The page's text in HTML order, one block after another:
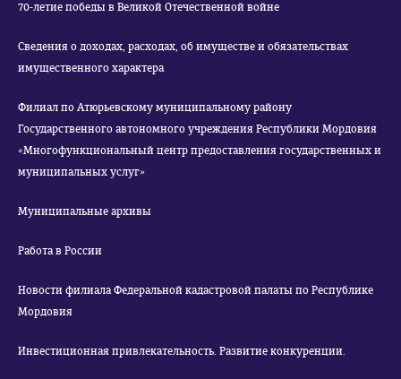
70-летие победы в Великой Отечественной войне
Сведения о доходах, расходах, об имуществе и обязательствах
имущественного характера
Филиал по Атюрьевскому муниципальному району
Государственного автономного учреждения Республики Мордовия
«Многофункциональный центр предоставления государственных и
муниципальных услуг»
Муниципальные архивы
Работа в России
Новости филиала Федеральной кадастровой палаты по Республике
Мордовия
Инвестиционная привлекательность. Развитие конкуренции.